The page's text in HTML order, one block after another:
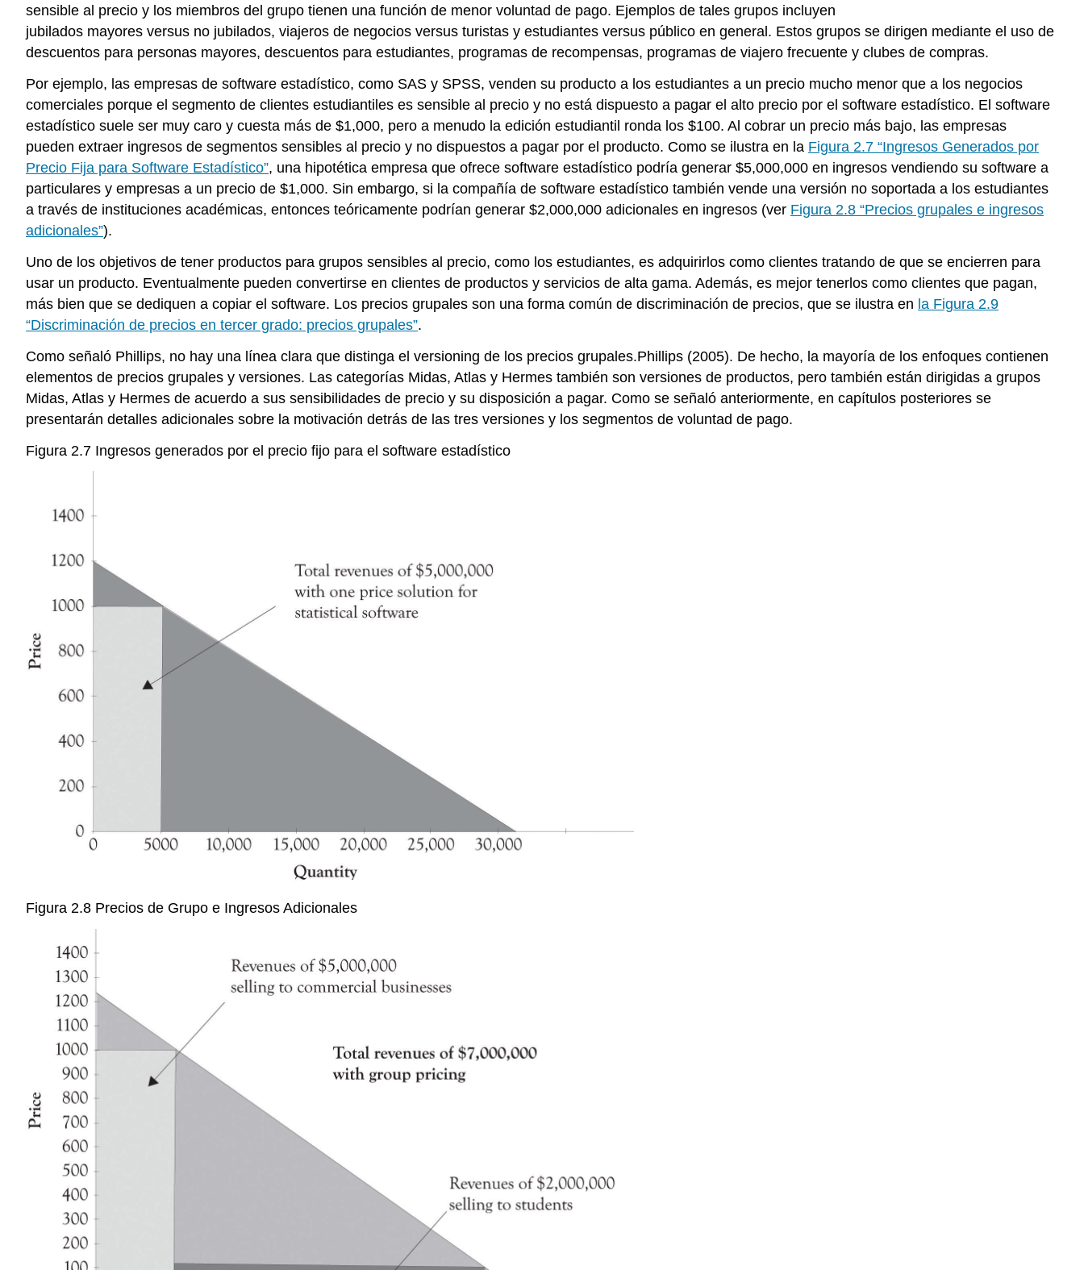
sensible al precio y los miembros del grupo tienen una función de menor voluntad de pago. Ejemplos de tales grupos incluyen
jubilados mayores versus no jubilados, viajeros de negocios versus turistas y estudiantes versus público en general. Estos grupos se dirigen mediante el uso de
descuentos para personas mayores, descuentos para estudiantes, programas de recompensas, programas de viajero frecuente y clubes de compras.
Por ejemplo, las empresas de software estadístico, como SAS y SPSS, venden su producto a los estudiantes a un precio mucho menor que a los negocios
comerciales porque el segmento de clientes estudiantiles es sensible al precio y no está dispuesto a pagar el alto precio por el software estadístico. El software
estadístico suele ser muy caro y cuesta más de $1,000, pero a menudo la edición estudiantil ronda los $100. Al cobrar un precio más bajo, las empresas
pueden extraer ingresos de segmentos sensibles al precio y no dispuestos a pagar por el producto. Como se ilustra en la Figura 2.7 “Ingresos Generados por
Precio Fija para Software Estadístico”, una hipotética empresa que ofrece software estadístico podría generar $5,000,000 en ingresos vendiendo su software a
particulares y empresas a un precio de $1,000. Sin embargo, si la compañía de software estadístico también vende una versión no soportada a los estudiantes
a través de instituciones académicas, entonces teóricamente podrían generar $2,000,000 adicionales en ingresos (ver Figura 2.8 “Precios grupales e ingresos
adicionales”).
Uno de los objetivos de tener productos para grupos sensibles al precio, como los estudiantes, es adquirirlos como clientes tratando de que se encierren para
usar un producto. Eventualmente pueden convertirse en clientes de productos y servicios de alta gama. Además, es mejor tenerlos como clientes que pagan,
más bien que se dediquen a copiar el software. Los precios grupales son una forma común de discriminación de precios, que se ilustra en la Figura 2.9
“Discriminación de precios en tercer grado: precios grupales”.
Como señaló Phillips, no hay una línea clara que distinga el versioning de los precios grupales.Phillips (2005). De hecho, la mayoría de los enfoques contienen
elementos de precios grupales y versiones. Las categorías Midas, Atlas y Hermes también son versiones de productos, pero también están dirigidas a grupos
Midas, Atlas y Hermes de acuerdo a sus sensibilidades de precio y su disposición a pagar. Como se señaló anteriormente, en capítulos posteriores se
presentarán detalles adicionales sobre la motivación detrás de las tres versiones y los segmentos de voluntad de pago.
Figura 2.7 Ingresos generados por el precio fijo para el software estadístico
Figura 2.8 Precios de Grupo e Ingresos Adicionales